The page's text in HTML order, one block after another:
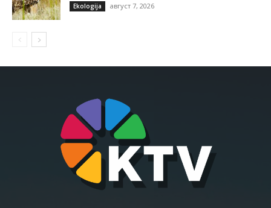
Ekologija август 7, 2026